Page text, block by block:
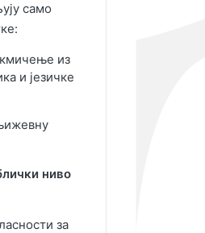
само
из
и језичке
ниво
за